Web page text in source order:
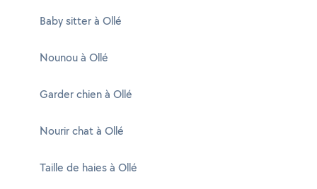
Baby sitter à Ollé
Nounou à Ollé
Garder chien à Ollé
Nourir chat à Ollé
Taille de haies à Ollé